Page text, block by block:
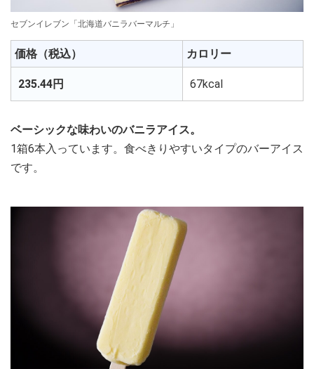
セブンイレブン「北海道バニラバーマルチ」
価格（税込） カロリー
235.44円 67kcal
ベーシックな味わいのバニラアイス。
1箱6本入っています。食べきりやすいタイプのバーアイス
です。